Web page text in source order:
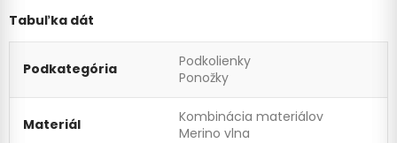
Tabuľka dát
Podkategória
Podkolienky
Ponožky
Materiál
Kombinácia materiálov
Merino vlna